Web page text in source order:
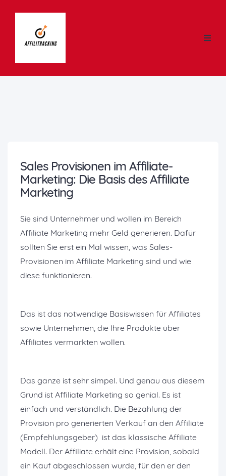
Sales Provisionen im Affiliate-
Marketing: Die Basis des Affiliate
Marketing
Sie sind Unternehmer und wollen im Bereich
Affiliate Marketing mehr Geld generieren. Dafür
sollten Sie erst ein Mal wissen, was Sales-
Provisionen im Affiliate Marketing sind und wie
diese funktionieren.
Das ist das notwendige Basiswissen für Affiliates
sowie Unternehmen, die Ihre Produkte über
Affiliates vermarkten wollen.
Das ganze ist sehr simpel. Und genau aus diesem
Grund ist Affiliate Marketing so genial. Es ist
einfach und verständlich. Die Bezahlung der
Provision pro generierten Verkauf an den Affiliate
(Empfehlungsgeber) ist das klassische Affiliate
Modell. Der Affiliate erhält eine Provision, sobald
ein Kauf abgeschlossen wurde, für den er den